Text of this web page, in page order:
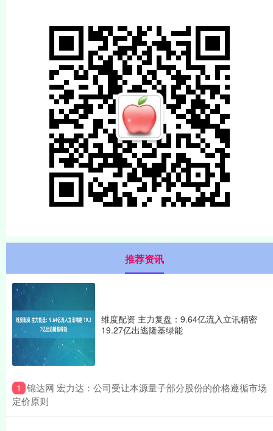
推荐资讯
维度配资 主力复盘：9.64亿流入立讯精密
19.27亿出逃隆基绿能
1 ​锦达网 宏力达：公司受让本源量子部分股份的价格遵循市场
定价原则